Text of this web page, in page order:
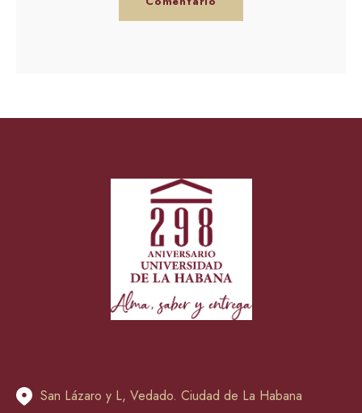
San Lázaro y L, Vedado. Ciudad de La Habana